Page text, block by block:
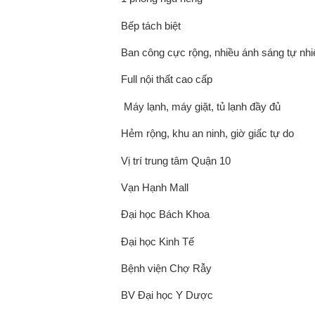
Bếp tách biệt
Ban công cực rộng, nhiều ánh sáng tự
Full nội thất cao cấp
️ Máy lạnh, máy giặt, tủ lạnh đầy đủ
Hẻm rộng, khu an ninh, giờ giấc tự do
Vị trí trung tâm Quận 10
Vạn Hạnh Mall
Đại học Bách Khoa
Đại học Kinh Tế
Bệnh viện Chợ Rẫy
BV Đại học Y Dược